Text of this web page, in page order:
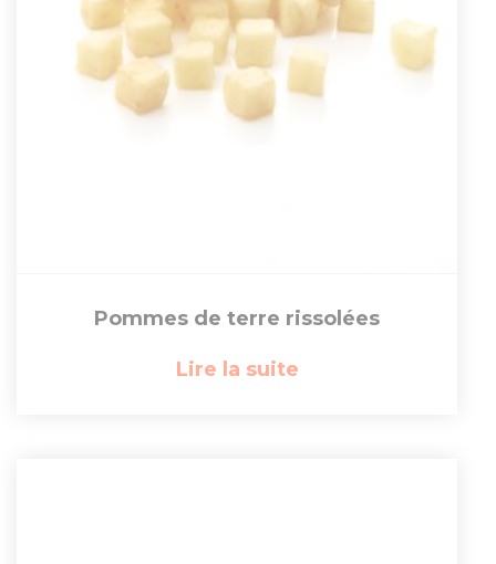
Pommes de terre rissolées
Lire la suite